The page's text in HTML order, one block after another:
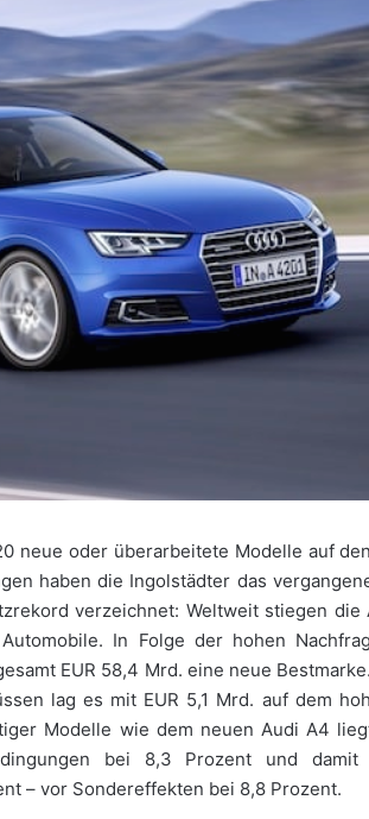
neue oder überarbeitete Modelle auf
haben die Ingolstädter das
verzeichnet: Weltweit stiegen die
In Folge der hohen
EUR 58,4 Mrd. eine neue
lag es mit EUR 5,1 Mrd. auf dem
Modelle wie dem neuen Audi A4
bei 8,3 Prozent und damit
– vor Sondereffekten bei 8,8 Prozent.